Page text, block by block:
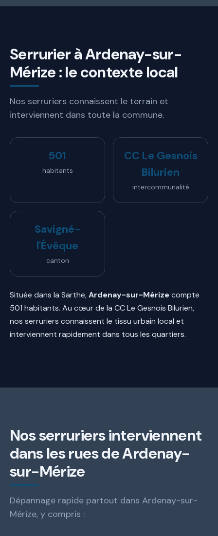
Serrurier à Ardenay-sur-
Mérize : le contexte local
Nos serruriers connaissent le terrain et
interviennent dans toute la commune.
501
habitants
CC Le Gesnois
Bilurien
intercommunalité
Savigné-
l'Évêque
canton
Située dans la Sarthe,Ardenay-sur-Mérizecompte
501 habitants. Au cœur de la CC Le Gesnois Bilurien,
nos serruriers connaissent le tissu urbain local et
interviennent rapidement dans tous les quartiers.
Nos serruriers interviennent
dans les rues de Ardenay-
sur-Mérize
Dépannage rapide partout dans Ardenay-sur-
Mérize, y compris :